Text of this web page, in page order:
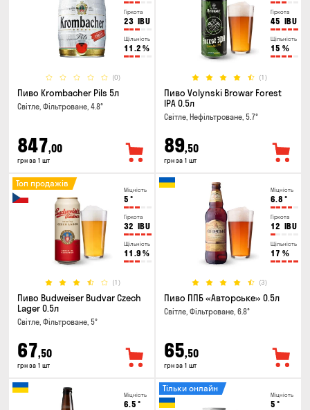
Гіркота
23 IBU
Щільність
11.2 %
(0)
Пиво Krombacher Pils 5л
Світле, Фільтроване, 4.8°
847,00
грн за 1 шт
Гіркота
45 IBU
Щільність
15 %
(1)
Пиво Volynski Browar Forest
IPA 0.5л
Світле, Нефільтроване, 5.7°
89,50
грн за 1 шт
Міцність
5 °
Гіркота
32 IBU
Щільність
11.9 %
(1)
Топ продажів
Пиво Budweiser Budvar Czech
Lager 0.5л
Світле, Фільтроване, 5°
67,50
грн за 1 шт
Міцність
6.8 °
Гіркота
12 IBU
Щільність
17 %
(3)
Пиво ППБ «Авторське» 0.5л
Світле, Фільтроване, 6.8°
65,50
грн за 1 шт
Міцність
6.5 °
Міцність
5 °
Тільки онлайн